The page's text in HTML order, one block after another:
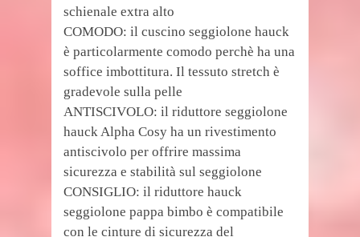
schienale extra alto
COMODO: il cuscino seggiolone hauck
è particolarmente comodo perchè ha una
soffice imbottitura. Il tessuto stretch è
gradevole sulla pelle
ANTISCIVOLO: il riduttore seggiolone
hauck Alpha Cosy ha un rivestimento
antiscivolo per offrire massima
sicurezza e stabilità sul seggiolone
CONSIGLIO: il riduttore hauck
seggiolone pappa bimbo è compatibile
con le cinture di sicurezza del